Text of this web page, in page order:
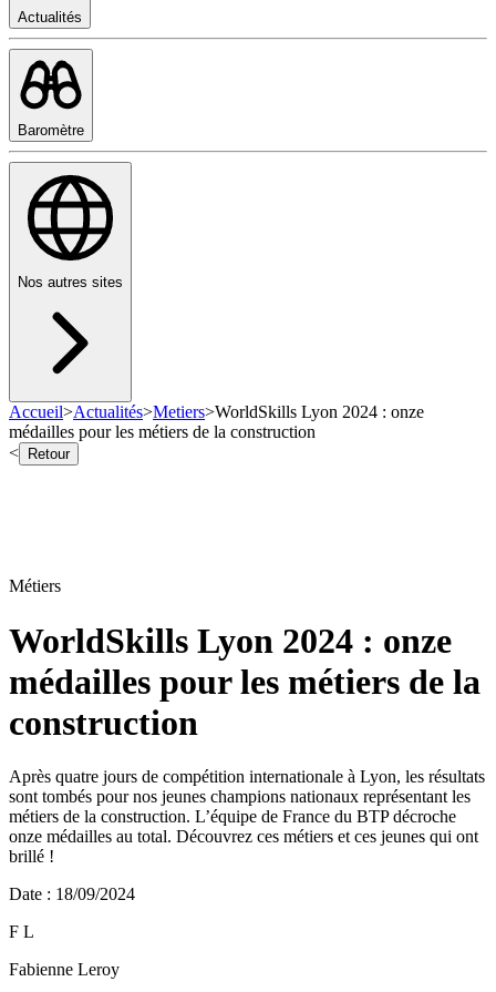
Actualités
Baromètre
Nos autres sites
Accueil>Actualités>Metiers>WorldSkills Lyon 2024 : onze
médailles pour les métiers de la construction
<
Retour
Métiers
WorldSkills Lyon 2024 : onze
médailles pour les métiers de la
construction
Après quatre jours de compétition internationale à Lyon, les résultats
sont tombés pour nos jeunes champions nationaux représentant les
métiers de la construction. L’équipe de France du BTP décroche
onze médailles au total. Découvrez ces métiers et ces jeunes qui ont
brillé !
Date : 18/09/2024
F L
Fabienne Leroy